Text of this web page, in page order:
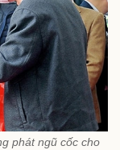
phát ngũ cốc cho